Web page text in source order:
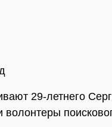
29-летнего